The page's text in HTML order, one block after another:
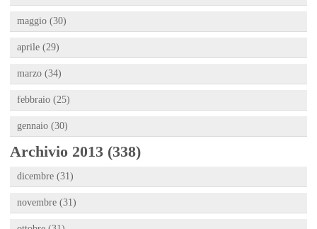
maggio (30)
aprile (29)
marzo (34)
febbraio (25)
gennaio (30)
Archivio 2013 (338)
dicembre (31)
novembre (31)